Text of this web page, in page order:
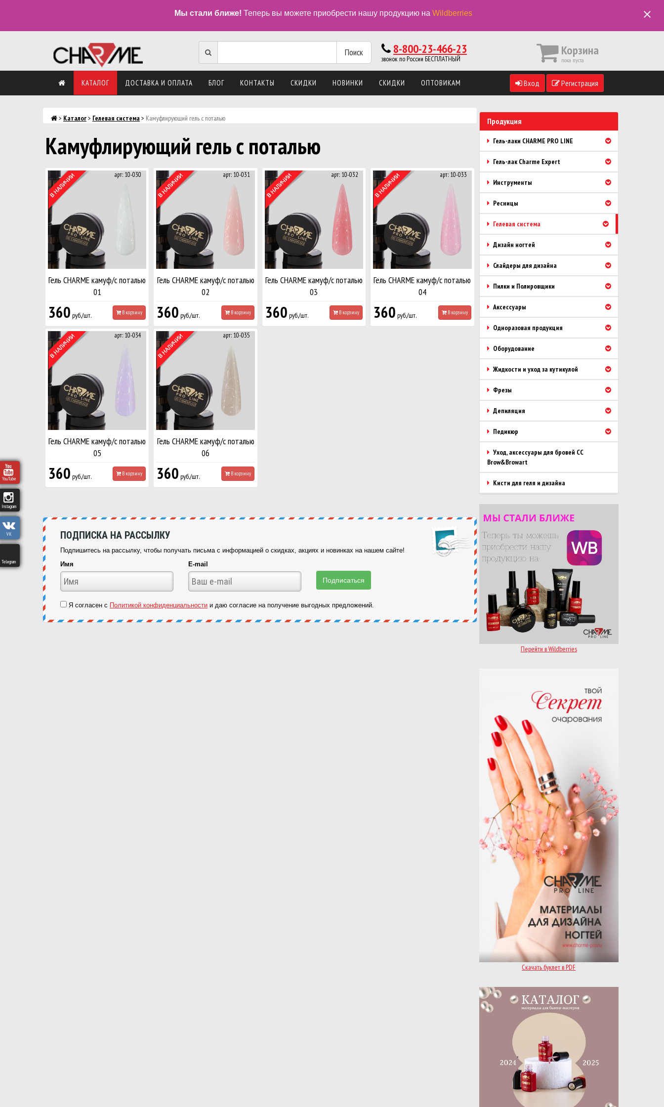
Мы стали ближе! Теперь вы можете приобрести нашу продукцию на Wildberries close
Поиск 8-800-23-466-23
звонок по России БЕСПЛАТНЫЙ
Корзина
пока пуста
КАТАЛОГ ДОСТАВКА И ОПЛАТА БЛОГ КОНТАКТЫ СКИДКИ НОВИНКИ СКИДКИ ОПТОВИКАМ Вход Регистрация
YouTube
Instagram
VK
Telegram
> Каталог> Гелевая система > Камуфлирующий гель с поталью
Камуфлирующий гель с поталью
арт: 10-030
Гель CHARME камуф/с поталью
01
360 руб./шт. В корзину
арт: 10-031
Гель CHARME камуф/с поталью
02
360 руб./шт. В корзину
арт: 10-032
Гель CHARME камуф/с поталью
03
360 руб./шт. В корзину
арт: 10-033
Гель CHARME камуф/с поталью
04
360 руб./шт. В корзину
арт: 10-034
Гель CHARME камуф/с поталью
05
360 руб./шт. В корзину
арт: 10-035
Гель CHARME камуф/с поталью
06
360 руб./шт. В корзину
ПОДПИСКА НА РАССЫЛКУ
Подпишитесь на рассылку, чтобы получать письма с информацией о скидках, акциях и новинках на нашем сайте!
Имя
E-mail
Я согласен с Политикой конфиденциальности и даю согласие на получение выгодных предложений.
Продукция
Гель-лаки CHARME PRO LINE
Гель-лак Charme Expert
Инструменты
Ресницы
Гелевая система
Дизайн ногтей
Слайдеры для дизайна
Пилки и Полировщики
Аксессуары
Одноразовая продукция
Оборудование
Жидкости и уход за кутикулой
Фрезы
Депиляция
Педикюр
Уход, аксессуары для бровей CC
Brow&Browart
Кисти для геля и дизайна
Перейти в Wildberries
Скачать буклет в PDF